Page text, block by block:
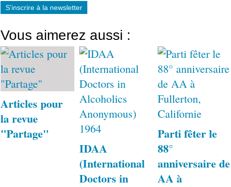
S'inscrire à la newsletter
Vous aimerez aussi :
Articles pour
la revue
"Partage"
IDAA
(International
Doctors in
Parti fêter le
88°
anniversaire de
AA à